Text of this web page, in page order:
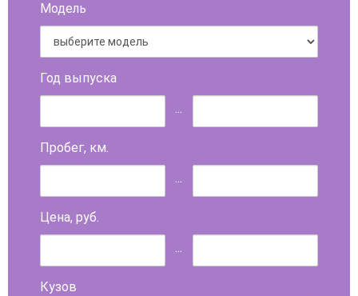
Модель
Год выпуска
...
Пробег, км.
...
Цена, руб.
...
Кузов